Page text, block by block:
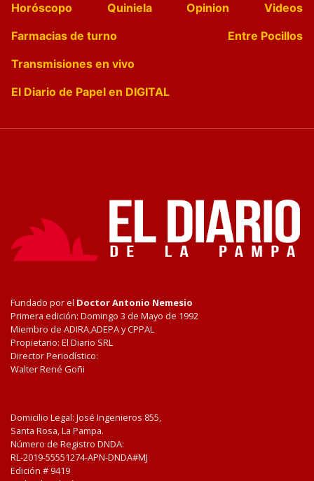
Horóscopo
Quiniela Opinion
Videos
Farmacias de turno
Entre Pocillos
Transmisiones en vivo
El Diario de Papel en DIGITAL
Fundado por el Doctor Antonio Nemesio
Primera edición: Domingo 3 de Mayo de 1992
Miembro de ADIRA,ADEPA y CPPAL
Propietario: El Diario SRL
Director Periodístico:
Walter René Goñi
Domicilio Legal: José Ingenieros 855,
Santa Rosa, La Pampa.
Número de Registro DNDA:
RL-2019-55551274-APN-DNDA#MJ
Edición # 9419